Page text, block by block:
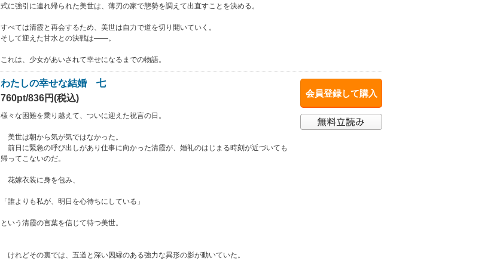
式に強引に連れ帰られた美世は、薄刃の家で態勢を調えて出直すことを決める。
すべては清霞と再会するため、美世は自力で道を切り開いていく。
そして迎えた甘水との決戦は――。
これは、少女があいされて幸せになるまでの物語。
会員登録して購入
わたしの幸せな結婚 七
760pt/836円(税込)
様々な困難を乗り越えて、ついに迎えた祝言の日。
美世は朝から気が気ではなかった。
前日に緊急の呼び出しがあり仕事に向かった清霞が、婚礼のはじまる時刻が近づいても
帰ってこないのだ。
花嫁衣装に身を包み、
「誰よりも私が、明日を心待ちにしている」
という清霞の言葉を信じて待つ美世。
けれどその裏では、五道と深い因縁のある強力な異形の影が動いていた。